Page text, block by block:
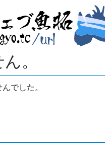
。
でした。